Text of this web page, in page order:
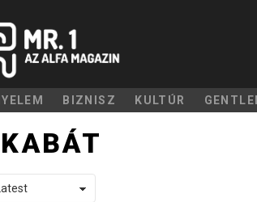
BIZNISZ KULTÚR
KABÁT